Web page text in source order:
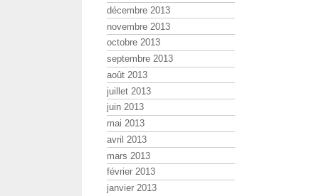
décembre 2013
novembre 2013
octobre 2013
septembre 2013
août 2013
juillet 2013
juin 2013
mai 2013
avril 2013
mars 2013
février 2013
janvier 2013